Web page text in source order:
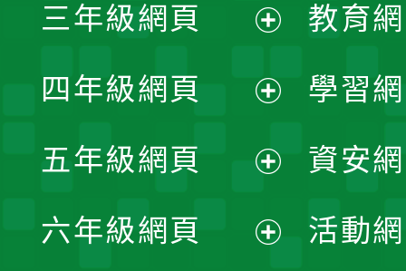
選
單
開
選
單
三年級網頁
開
選
單
四年級網頁
開
選
五年級網頁
開
六年級網頁
教育
學習
資安
活動